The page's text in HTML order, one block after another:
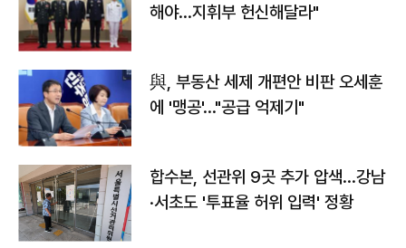
해야…지휘부 헌신해달라"
與, 부동산 세제 개편안 비판 오세훈
에 '맹공'…"공급 억제기"
합수본, 선관위 9곳 추가 압색…강남
·서초도 '투표율 허위 입력' 정황